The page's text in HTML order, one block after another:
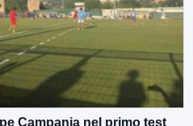
Campania nel primo test